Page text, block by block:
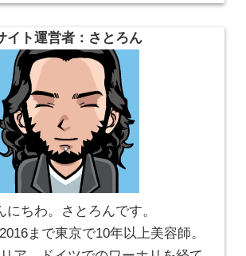
イト運営者：さとろん
にちわ。さとろんです。
まで東京で10年以上美容師。